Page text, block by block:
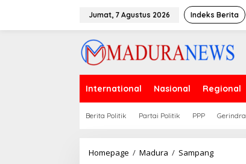
Jumat, 7 Agustus 2026 Indeks Berita
International Nasional Regional
Berita Politik Partai Politik PPP Gerindra
Homepage / Madura / Sampang12